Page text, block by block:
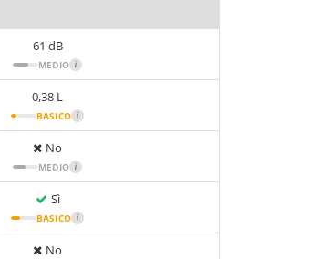
61 dB
MEDIO i
0,38 L
BASICO i
No
MEDIO i
Sì
BASICO i
No